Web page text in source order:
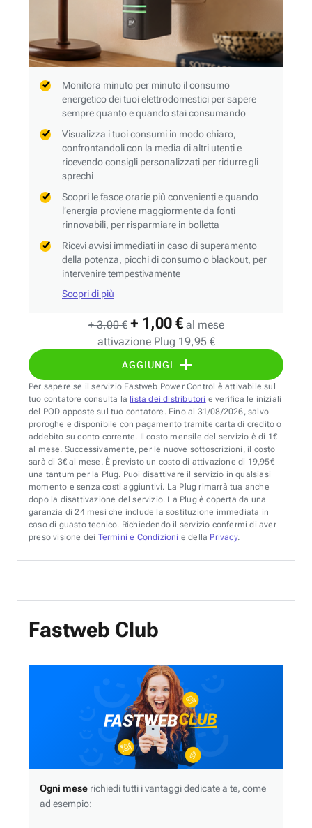
+ 3,00 € + 1,00 € al mese
attivazione Plug 19,95 €
AGGIUNGI
Monitora minuto per minuto il consumo
energetico dei tuoi elettrodomestici per sapere
sempre quanto e quando stai consumando
Visualizza i tuoi consumi in modo chiaro,
confrontandoli con la media di altri utenti e
ricevendo consigli personalizzati per ridurre gli
sprechi
Scopri le fasce orarie più convenienti e quando
l’energia proviene maggiormente da fonti
rinnovabili, per risparmiare in bolletta
Ricevi avvisi immediati in caso di superamento
della potenza, picchi di consumo o blackout, per
intervenire tempestivamente
Scopri di più
Per sapere se il servizio Fastweb Power Control è attivabile sul
tuo contatore consulta la lista dei distributori e verifica le iniziali
del POD apposte sul tuo contatore. Fino al 31/08/2026, salvo
proroghe e disponibile con pagamento tramite carta di credito o
addebito su conto corrente. Il costo mensile del servizio è di 1€
al mese. Successivamente, per le nuove sottoscrizioni, il costo
sarà di 3€ al mese. È previsto un costo di attivazione di 19,95€
una tantum per la Plug. Puoi disattivare il servizio in qualsiasi
momento e senza costi aggiuntivi. La Plug rimarrà tua anche
dopo la disattivazione del servizio. La Plug è coperta da una
garanzia di 24 mesi che include la sostituzione immediata in
caso di guasto tecnico. Richiedendo il servizio confermi di aver
preso visione dei Termini e Condizioni e della Privacy.
Fastweb Club
Ogni mese richiedi tutti i vantaggi dedicate a te, come
ad esempio: